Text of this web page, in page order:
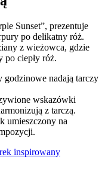
Sunset”, prezentuje
po delikatny róż.
z wieżowca, gdzie
po ciepły róż.
godzinowe nadają tarczy
wskazówki
z tarczą.
umieszczony na